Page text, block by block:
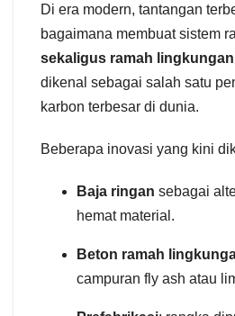
Di era modern, tantangan
bagaimana membuat sistem
sekaligus ramah lingkungan
dikenal sebagai salah satu
karbon terbesar di dunia.
Beberapa inovasi yang kini
Baja ringan sebagai
hemat material.
Beton ramah
campuran fly ash atau